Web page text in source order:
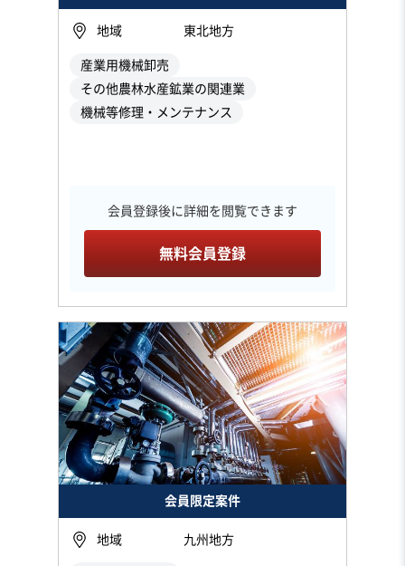
地域 東北地方
産業用機械卸売
その他農林水産鉱業の関連業
機械等修理・メンテナンス
会員登録後に詳細を閲覧できます
無料会員登録
会員限定案件
地域 九州地方